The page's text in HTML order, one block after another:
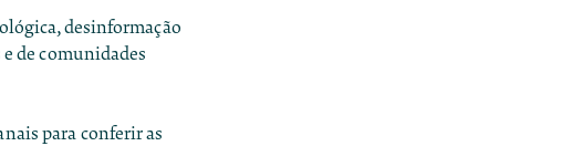
desinformação
de comunidades
para conferir as